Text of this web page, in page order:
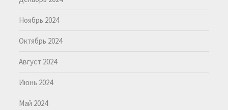
Ноябрь 2024
Октябрь 2024
Август 2024
Июнь 2024
Май 2024